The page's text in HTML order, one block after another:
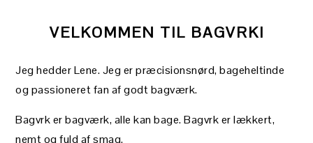
VELKOMMEN TIL BAGVRK!
Jeg hedder Lene. Jeg er præcisionsnørd, bageheltinde
og passioneret fan af godt bagværk.
Bagvrk er bagværk, alle kan bage. Bagvrk er lækkert,
nemt og fuld af smag.